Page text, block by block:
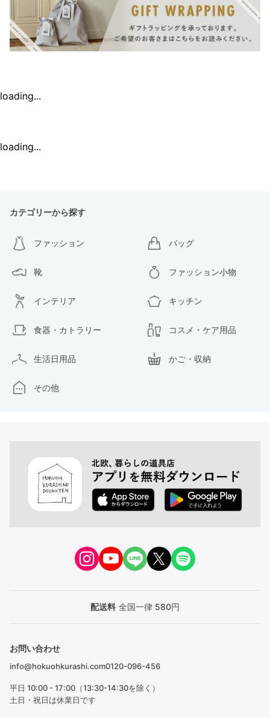
loading...
loading...
カテゴリーから探す
ファッション バッグ
靴 ファッション小物
インテリア キッチン
食器・カトラリー コスメ・ケア用品
生活日用品 かご・収納
その他
配送料 全国一律 580円
お問い合わせ
info@hokuohkurashi.com0120-096-456
平日 10:00 - 17:00（13:30-14:30を除く）
土日・祝日は休業日です